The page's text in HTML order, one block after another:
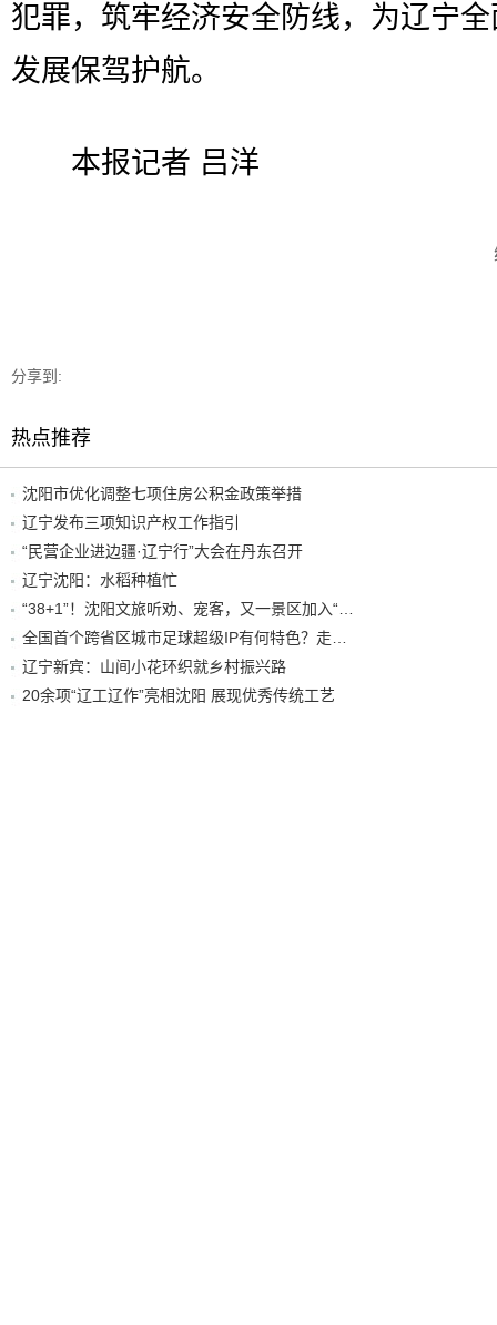
犯罪，筑牢经济安全防线，为辽宁
发展保驾护航。
本报记者 吕洋
分享到:
热点推荐
沈阳市优化调整七项住房公积金政策举措
辽宁发布三项知识产权工作指引
“民营企业进边疆·辽宁行”大会在丹东召开
辽宁沈阳：水稻种植忙
辽宁新宾：山间小花环织就乡村振兴路
20余项“辽工辽作”亮相沈阳 展现优秀传统工艺